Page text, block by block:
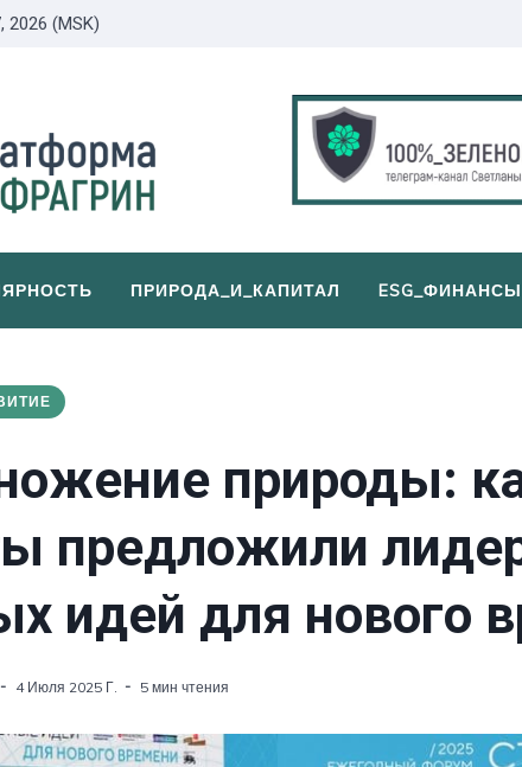
2026 (MSK)
ПРИРОДА_И_КАПИТАЛ ESG_ФИНАНСЫ
природы:
предложили
идей для нового
4 Июля 2025 Г. 5 мин чтения